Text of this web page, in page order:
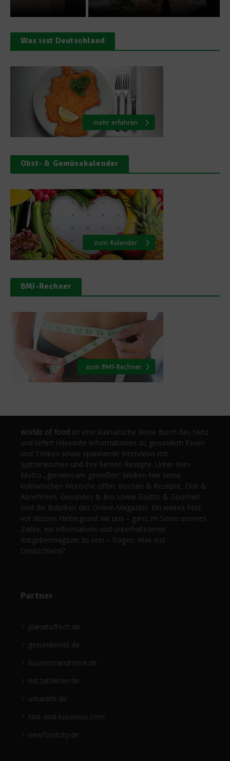
Was isst Deutschland
Obst- & Gemüsekalender
BMI-Rechner
worlds of food ist eine kulinarische Reise durch das Netz
und liefert relevante Informationen zu gesundem Essen
und Trinken sowie spannende Interviews mit
Spitzenköchen und ihre besten Rezepte. Unter dem
Motto „gemeinsam genießen“ bleiben hier keine
kulinarischen Wünsche offen. Kochen & Rezepte, Diät &
Abnehmen, Gesundes & Bio sowie Gastro & Gourmet
sind die Rubriken des Online-Magazins. Ein weites Feld,
vor dessen Hintergrund wir uns – ganz im Sinne unseres
Zieles, ein informatives und unterhaltsames
Ratgebermagazin zu sein – fragen: Was isst
Deutschland?
Partner
planetoftech.de
gesündernet.de
businessandmore.de
netzathleten.de
urbanlife.de
fast-and-luxurious.com
newfoodcity.de